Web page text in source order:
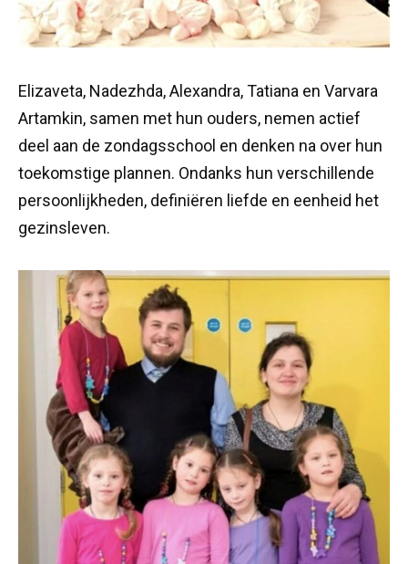
Elizaveta, Nadezhda, Alexandra, Tatiana en Varvara
Artamkin, samen met hun ouders, nemen actief
deel aan de zondagsschool en denken na over hun
toekomstige plannen. Ondanks hun verschillende
persoonlijkheden, definiëren liefde en eenheid het
gezinsleven.